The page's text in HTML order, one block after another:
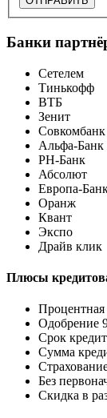
Банки
Сетелем
Тинькофф
ВТБ
Зенит
Совкомбанк
Альфа-Банк
РН-Банк
Абсолют
Европа-
Оранж
Квант
Экспо
Драйв клик
Плюсы
Процентная
Одобрение
Срок
Сумма
Без
Скидка в